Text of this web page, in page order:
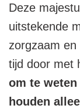
Deze
uitstekende
zorgzaam
tijd door met
om te
houden